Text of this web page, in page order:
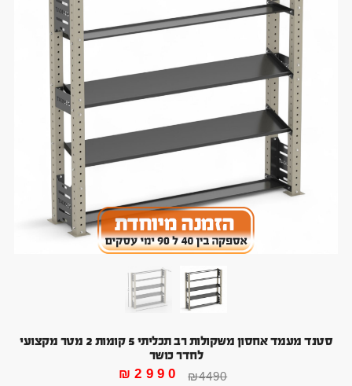
סטנד מעמד אחסון משקולות רב תכליתי 5 קומות 2 מטר מקצועי
לחדר כושר
₪4490
₪2990